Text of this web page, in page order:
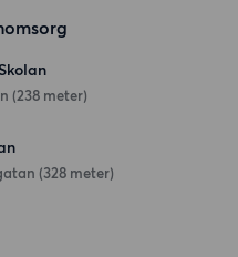
(238 meter)
(328 meter)